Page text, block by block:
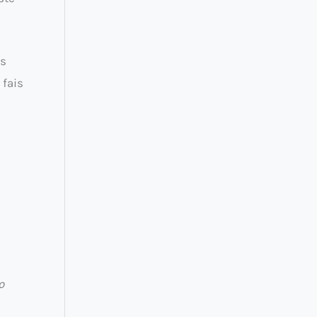
fais